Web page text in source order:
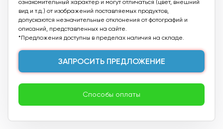
ознакомительный характер и могут отличаться (цвет, внешний
вид и т.д.) от изображений поставляемых продуктов,
допускаются незначительные отклонения от фотографий и
описаний, представленных на сайте.
*Предложения доступны в пределах наличия на складе.
ЗАПРОСИТЬ ПРЕДЛОЖЕНИЕ
Способы оплаты